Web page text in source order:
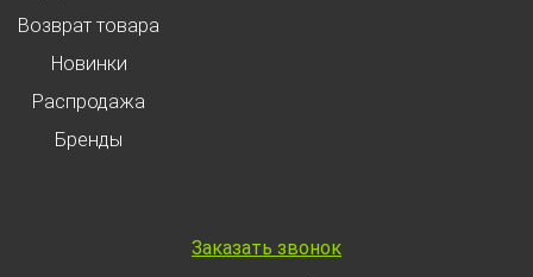
Возврат товара
Новинки
Распродажа
Бренды
Заказать звонок